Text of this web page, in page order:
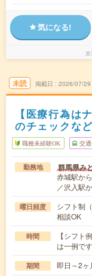
気になる!
派
未読 掲載日 2026/07/29
【医療行為は
のチェックな
職種未経験OK 交
勤務地 群馬県み
赤城駅か
／沢入駅
曜日頻度
シフト制
相談OK
時間
【シフト
は一例で
期間 即日～2ヶ